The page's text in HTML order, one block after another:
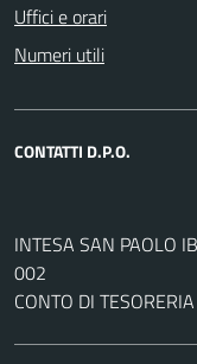
Uffici e orari
Numeri utili
CONTATTI D.P.O.
INTESA SAN PAOLO
002
CONTO DI